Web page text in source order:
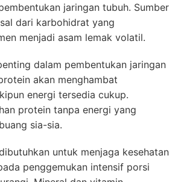
jaringan tubuh. Sumber
dari karbohidrat yang
menjadi asam lemak volatil.
dalam pembentukan jaringan
akan menghambat
energi tersedia cukup.
protein tanpa energi yang
sia-sia.
untuk menjaga kesehatan
penggemukan intensif porsi